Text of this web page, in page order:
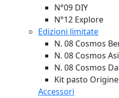
N°09 DIY
N°12 Explore
Edizioni limitate
N. 08 Cosmos
N. 08 Cosmos
N. 08 Cosmos
Kit pasto
Accessori